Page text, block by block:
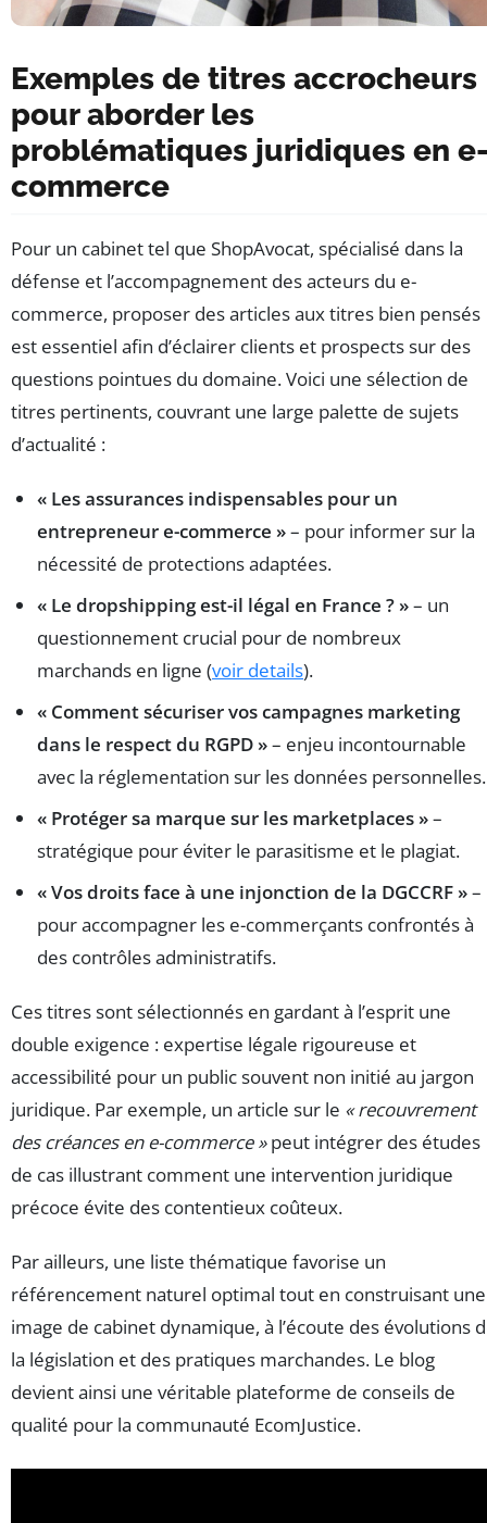
Exemples de titres accrocheurs
pour aborder les
problématiques juridiques en
commerce
Pour un cabinet tel que ShopAvocat, spécialisé dans la
défense et l’accompagnement des acteurs du e-
commerce, proposer des articles aux titres bien pensés
est essentiel afin d’éclairer clients et prospects sur des
questions pointues du domaine. Voici une sélection de
titres pertinents, couvrant une large palette de sujets
d’actualité :
« Les assurances indispensables pour un
entrepreneur e-commerce »– pour informer sur la
nécessité de protections adaptées.
« Le dropshipping est-il légal en France ? »– un
questionnement crucial pour de nombreux
marchands en ligne (voir details).
« Comment sécuriser vos campagnes marketing
dans le respect du RGPD »– enjeu incontournable
avec la réglementation sur les données personnelles.
« Protéger sa marque sur les marketplaces »–
stratégique pour éviter le parasitisme et le plagiat.
« Vos droits face à une injonction de la DGCCRF »–
pour accompagner les e-commerçants confrontés à
des contrôles administratifs.
Ces titres sont sélectionnés en gardant à l’esprit une
double exigence : expertise légale rigoureuse et
accessibilité pour un public souvent non initié au jargon
juridique. Par exemple, un article sur le « recouvrement
des créances en e-commerce »peut intégrer des études
de cas illustrant comment une intervention juridique
précoce évite des contentieux coûteux.
Par ailleurs, une liste thématique favorise un
référencement naturel optimal tout en construisant une
image de cabinet dynamique, à l’écoute des évolutions
la législation et des pratiques marchandes. Le blog
devient ainsi une véritable plateforme de conseils de
qualité pour la communauté EcomJustice.